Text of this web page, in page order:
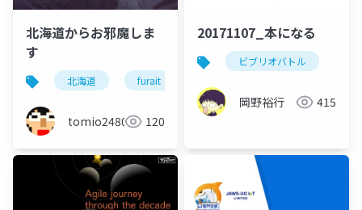
北海道からお邪魔しま
す
北海道 furait
tomio2480 120
20171107_本になる
ビブリオバトル
岡野裕行 415